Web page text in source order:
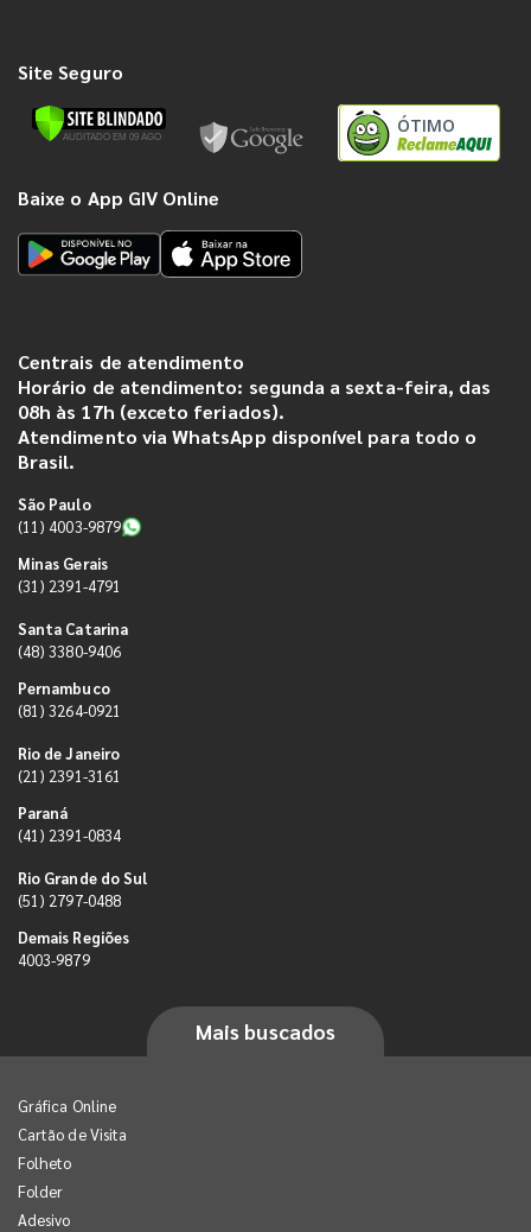
Site Seguro
ÓTIMO
Baixe o App GIV Online
Centrais de atendimento
Horário de atendimento: segunda a sexta-feira, das
08h às 17h (exceto feriados).
Atendimento via WhatsApp disponível para todo o
Brasil.
São Paulo
(11) 4003-9879
Minas Gerais
(31) 2391-4791
Santa Catarina
(48) 3380-9406
Pernambuco
(81) 3264-0921
Rio de Janeiro
(21) 2391-3161
Paraná
(41) 2391-0834
Rio Grande do Sul
(51) 2797-0488
Demais Regiões
4003-9879
Mais buscados
Gráfica Online
Cartão de Visita
Folheto
Folder
Adesivo